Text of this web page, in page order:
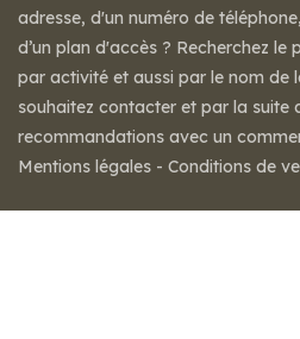
adresse, d'un numéro de
d’un plan d'accès ? Recherchez le
par activité et aussi par le nom de
souhaitez contacter et par la suite
recommandations avec un
Mentions légales - Conditions de